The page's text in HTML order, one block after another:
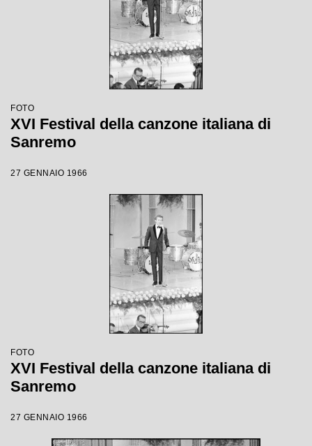
FOTO
XVI Festival della canzone italiana di
Sanremo
27 GENNAIO 1966
FOTO
XVI Festival della canzone italiana di
Sanremo
27 GENNAIO 1966